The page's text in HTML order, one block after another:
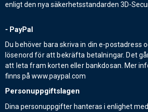
enligt den nya säkerhetsstandarden 3D-
- PayPal
Du behöver bara skriva in din e-postadress
lösenord för att bekräfta betalningar. Det
att leta fram korten eller bankdosan. Mer
finns på www.paypal.com
Personuppgiftslagen
Dina personuppgifter hanteras i enlighet